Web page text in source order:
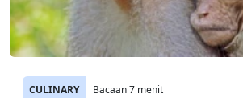
CULINARY Bacaan 7 menit